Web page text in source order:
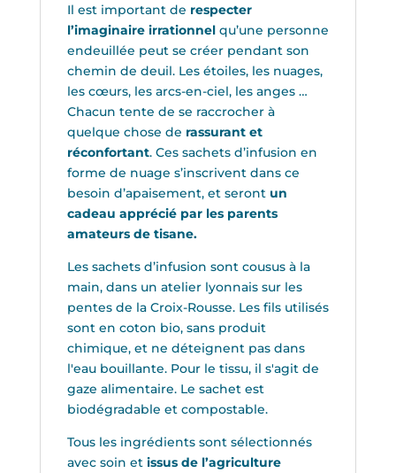
Il est important de respecter
l’imaginaire irrationnelqu’une personne
endeuillée peut se créer pendant son
chemin de deuil. Les étoiles, les nuages,
les cœurs, les arcs-en-ciel, les anges …
Chacun tente de se raccrocher à
quelque chose de rassurant et
réconfortant. Ces sachets d’infusion en
forme de nuage s’inscrivent dans ce
besoin d’apaisement, et serontun
cadeau apprécié par les parents
amateurs de tisane.
Les sachets d’infusion sont cousus à la
main, dans un atelier lyonnais sur les
pentes de la Croix-Rousse. Les fils utilisés
sont en coton bio, sans produit
chimique, et ne déteignent pas dans
l'eau bouillante. Pour le tissu, il s'agit de
gaze alimentaire. Le sachet est
biodégradable et compostable.
Tous les ingrédients sont sélectionnés
avec soin etissus de l’agriculture